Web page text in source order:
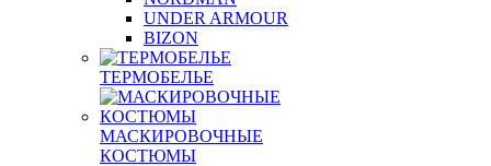
UNDER ARMOUR
BIZON
ТЕРМОБЕЛЬЕ
МАСКИРОВОЧНЫЕ
КОСТЮМЫ